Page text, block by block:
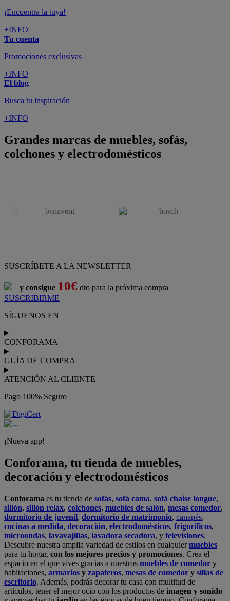
¡Encuentra la tuya!
+INFO
Tu cuenta
Promociones exclusivas
+INFO
El blog
Busca tu inspiración
+INFO
Grandes marcas de muebles, sofás,
colchones y electrodomésticos
SUSCRÍBETE A LA NEWSLETTER
y consigue 10€ dto para la próxima compra
SUSCRIBIRME
SÍGUENOS EN
CONFORAMA
GUÍA DE COMPRA
ATENCIÓN AL CLIENTE
Pago 100% Seguro
¡Nueva app!
Conforama, tu tienda de muebles,
decoración y electrodomésticos
Conforama es tu tienda de sofás, sofá cama, sofá chaise longue,
sillón, sillón relax, colchones, muebles de salón, mesas comedor,
dormitorio de juvenil, dormitorio de matrimonio, canapés,
cocinas a medida, decoración, electrodomésticos, frigoríficos,
microondas, lavavajillas, lavadora secadora, y televisiones.
Descubre nuestra amplia variedad de estilos en cualquiermuebles
para tu hogar, con los mejores precios y promociones. Crea el
espacio en el que vives gracias a nuestros muebles de comedor y
habitaciones, armarios y zapateros, mesas de comedor y sillas de
escritorio. Además, podrás decorar tu casa con multitud de
artículos, tener el mejor ocio con los productos de imagen y sonido